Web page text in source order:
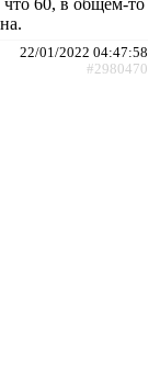
22/01/2022 04:47:58
#2980470